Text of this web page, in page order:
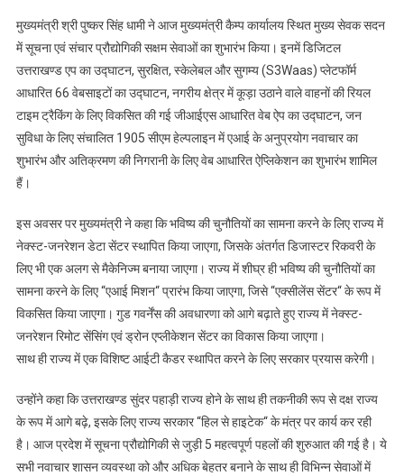
धामी
ने
“डिजिटल
उत्तराखण्ड”
ऐप
सहित
5
का
शुभारंभ
मुख्यमंत्री श्री पुष्कर सिंह धामी ने आज मुख्यमंत्री कैम्प कार्यालय स्थित मुख्य सेवक सदन
में सूचना एवं संचार प्रौद्योगिकी सक्षम सेवाओं का शुभारंभ किया। इनमें डिजिटल
उत्तराखण्ड एप का उद्घाटन, सुरक्षित, स्केलेबल और सुगम्य (S3Waas) प्लेटफॉर्म
आधारित 66 वेबसाइटों का उद्घाटन, नगरीय क्षेत्र में कूड़ा उठाने वाले वाहनों की रियल
टाइम ट्रैकिंग के लिए विकसित की गई जीआईएस आधारित वेब ऐप का उद्घाटन, जन
सुविधा के लिए संचालित 1905 सीएम हेल्पलाइन में एआई के अनुप्रयोग नवाचार का
शुभारंभ और अतिक्रमण की निगरानी के लिए वेब आधारित ऐप्लिकेशन का शुभारंभ शामिल
हैं।
इस अवसर पर मुख्यमंत्री ने कहा कि भविष्य की चुनौतियों का सामना करने के लिए राज्य में
नेक्स्ट-जनरेशन डेटा सेंटर स्थापित किया जाएगा, जिसके अंतर्गत डिजास्टर रिकवरी के
लिए भी एक अलग से मैकेनिज्म बनाया जाएगा। राज्य में शीघ्र ही भविष्य की चुनौतियों का
सामना करने के लिए “एआई मिशन“ प्रारंभ किया जाएगा, जिसे “एक्सीलेंस सेंटर“ के रूप में
विकसित किया जाएगा। गुड गवर्नेंस की अवधारणा को आगे बढ़ाते हुए राज्य में नेक्स्ट-
जनरेशन रिमोट सेंसिंग एवं ड्रोन एप्लीकेशन सेंटर का विकास किया जाएगा।
साथ ही राज्य में एक विशिष्ट आईटी कैडर स्थापित करने के लिए सरकार प्रयास करेगी।
उन्होंने कहा कि उत्तराखण्ड सुंदर पहाड़ी राज्य होने के साथ ही तकनीकी रूप से दक्ष राज्य
के रूप में आगे बढ़े, इसके लिए राज्य सरकार “हिल से हाइटेक“ के मंत्र पर कार्य कर रही
है। आज प्रदेश में सूचना प्रौद्योगिकी से जुड़ी 5 महत्वपूर्ण पहलों की शुरुआत की गई है। ये
सभी नवाचार शासन व्यवस्था को और अधिक बेहतर बनाने के साथ ही विभिन्न सेवाओं में